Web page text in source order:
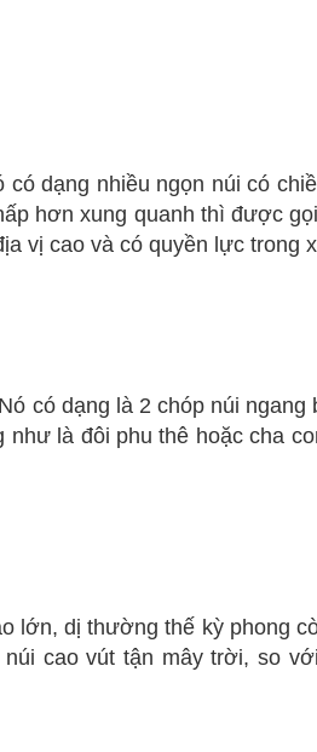
dạng nhiều ngọn núi có
hơn xung quanh thì được
vị cao và có quyền lực trong
có dạng là 2 chóp núi ngang
là đôi phu thê hoặc cha
dị thường thế kỳ phong
cao vút tận mây trời, so